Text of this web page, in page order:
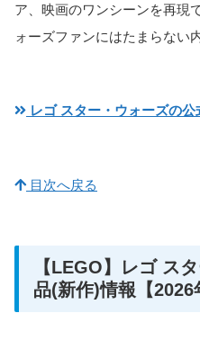
ア、映画のワンシーンを再現
ォーズファンにはたまらない
レゴ スター・ウォーズの
目次へ戻る
【LEGO】レゴ ス
品(新作)情報【2026